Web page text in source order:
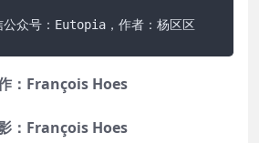
公众号：Eutopia，作者：杨区区
：François Hoes
：François Hoes